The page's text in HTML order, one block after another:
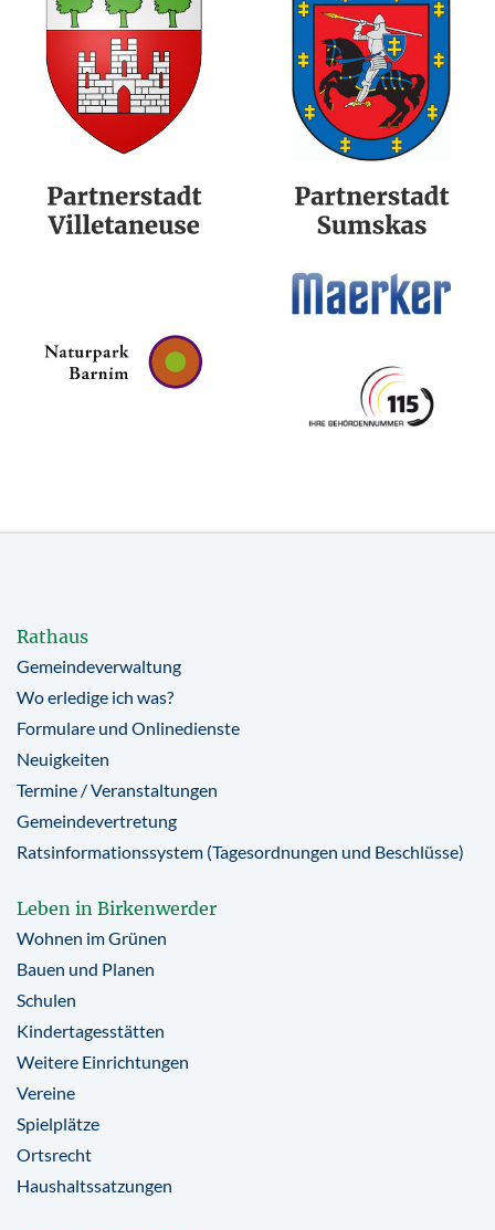
Rathaus
Gemeindeverwaltung
Wo erledige ich was?
Formulare und Onlinedienste
Neuigkeiten
Termine / Veranstaltungen
Gemeindevertretung
Ratsinformationssystem (Tagesordnungen und Beschlüsse)
Leben in Birkenwerder
Wohnen im Grünen
Bauen und Planen
Schulen
Kindertagesstätten
Weitere Einrichtungen
Vereine
Spielplätze
Ortsrecht
Haushaltssatzungen